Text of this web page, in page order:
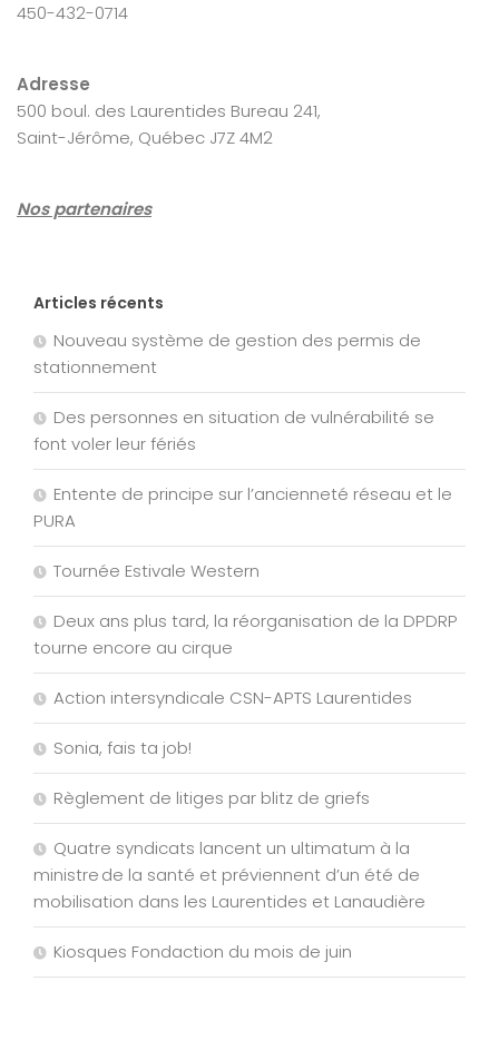
450-432-0714
Adresse
500 boul. des Laurentides Bureau 241,
Saint-Jérôme, Québec J7Z 4M2
Nos partenaires
Articles récents
Nouveau système de gestion des permis de
stationnement
Des personnes en situation de vulnérabilité se
font voler leur fériés
Entente de principe sur l’ancienneté réseau et le
PURA
Tournée Estivale Western
Deux ans plus tard, la réorganisation de la DPDRP
tourne encore au cirque
Action intersyndicale CSN-APTS Laurentides
Sonia, fais ta job!
Règlement de litiges par blitz de griefs
Quatre syndicats lancent un ultimatum à la
ministre de la santé et préviennent d’un été de
mobilisation dans les Laurentides et Lanaudière
Kiosques Fondaction du mois de juin